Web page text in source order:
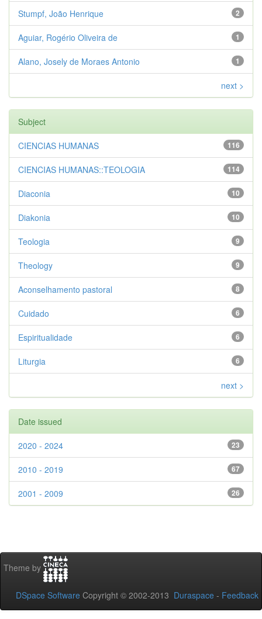
2
Stumpf, João Henrique
1
Aguiar, Rogério Oliveira de
1
Alano, Josely de Moraes Antonio
next >
Subject
116
CIENCIAS HUMANAS
114
CIENCIAS HUMANAS::TEOLOGIA
10
Diaconia
10
Diakonia
9
Teologia
9
Theology
8
Aconselhamento pastoral
6
Cuidado
6
Espiritualidade
6
Liturgia
next >
Date issued
23
2020 - 2024
67
2010 - 2019
26
2001 - 2009
Theme by
DSpace Software Copyright © 2002-2013 Duraspace - Feedback